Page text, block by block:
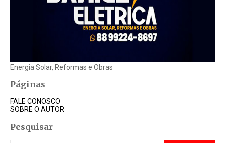
Energia Solar, Reformas e Obras
Páginas
FALE CONOSCO
SOBRE O AUTOR
Pesquisar